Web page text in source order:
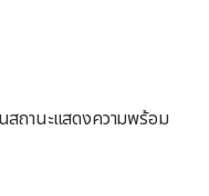
ถานะแสดงความพร้อม